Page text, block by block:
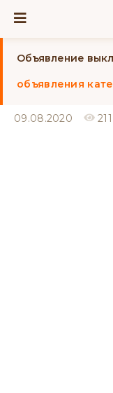
Объявление
объявления
09.08.2020 211